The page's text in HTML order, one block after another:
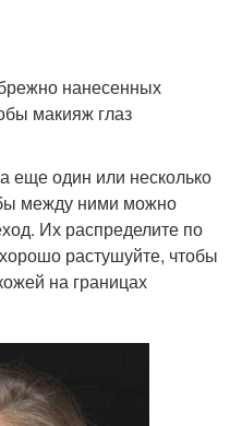
нанесенных
макияж глаз
еще один или несколько
между ними можно
Их распределите по
растушуйте, чтобы
на границах